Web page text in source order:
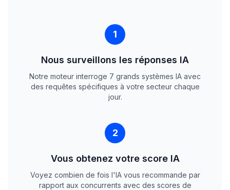
1
Nous surveillons les réponses IA
Notre moteur interroge 7 grands systèmes IA avec
des requêtes spécifiques à votre secteur chaque
jour.
2
Vous obtenez votre score IA
Voyez combien de fois l'IA vous recommande par
rapport aux concurrents avec des scores de